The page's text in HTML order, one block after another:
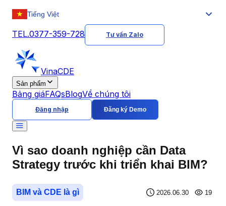
Tiếng Việt
TEL.0377-359-728 Tư vấn Zalo
VinaCDE
Sản phẩm
Bảng giáFAQsBlogVề chúng tôi
Đăng nhập Đăng ký Demo
Vì sao doanh nghiệp cần Data
Strategy trước khi triển khai BIM?
BIM và CDE là gì 2026.06.30 19